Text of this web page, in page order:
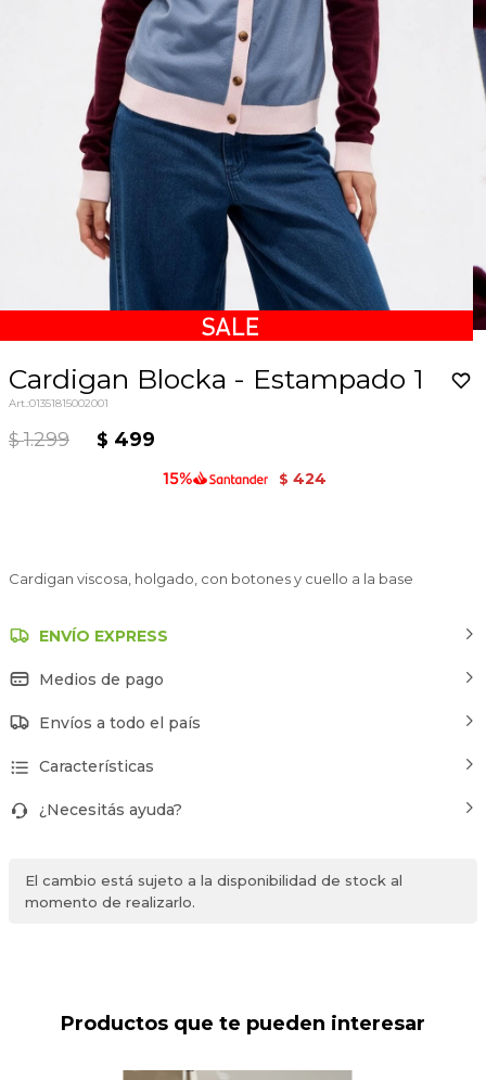
Cardigan Blocka - Estampado 1
01351815002001
$ 1.299 $ 499
$ 424
Cardigan viscosa, holgado, con botones y cuello a la base
ENVÍO EXPRESS
Medios de pago
Envíos a todo el país
Características
¿Necesitás ayuda?
El cambio está sujeto a la disponibilidad de stock al
momento de realizarlo.
Productos que te pueden interesar